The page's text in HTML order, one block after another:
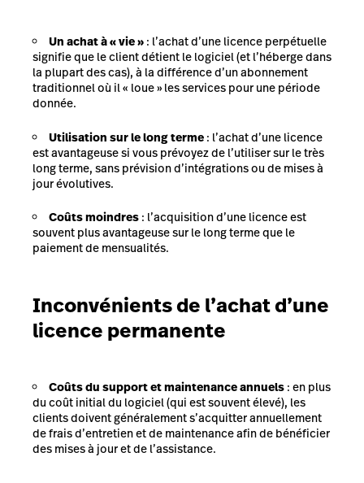
Un achat à « vie » : l’achat d’une licence perpétuelle
signifie que le client détient le logiciel (et l’héberge dans
la plupart des cas), à la différence d’un abonnement
traditionnel où il « loue » les services pour une période
donnée.
Utilisation sur le long terme : l’achat d’une licence
est avantageuse si vous prévoyez de l’utiliser sur le très
long terme, sans prévision d’intégrations ou de mises à
jour évolutives.
Coûts moindres : l’acquisition d’une licence est
souvent plus avantageuse sur le long terme que le
paiement de mensualités.
Inconvénients de l’achat d’une
licence permanente
Coûts du support et maintenance annuels : en plus
du coût initial du logiciel (qui est souvent élevé), les
clients doivent généralement s’acquitter annuellement
de frais d’entretien et de maintenance afin de bénéficier
des mises à jour et de l’assistance.